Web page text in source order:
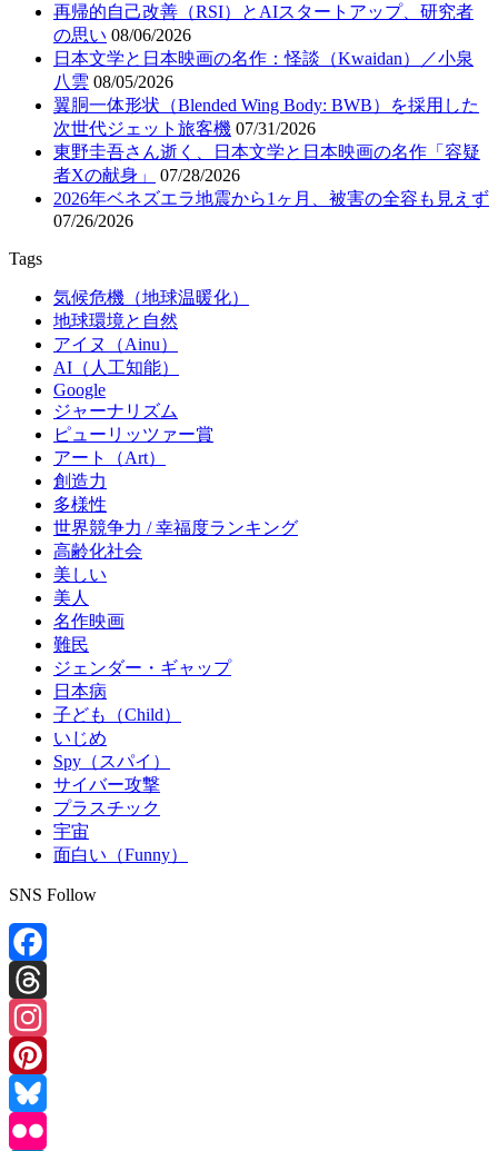
再帰的自己改善（RSI）とAIスタートアップ、研究者
の思い 08/06/2026
日本文学と日本映画の名作：怪談（Kwaidan）／小泉
八雲 08/05/2026
翼胴一体形状（Blended Wing Body: BWB）を採用した
次世代ジェット旅客機 07/31/2026
東野圭吾さん逝く、日本文学と日本映画の名作「容疑
者Xの献身」
07/28/2026
2026年ベネズエラ地震から1ヶ月、被害の全容も見えず
07/26/2026
Tags
気候危機（地球温暖化）
地球環境と自然
アイヌ（Ainu）
AI（人工知能）
Google
ジャーナリズム
ピューリッツァー賞
アート（Art）
創造力
多様性
世界競争力 / 幸福度ランキング
高齢化社会
美しい
美人
名作映画
難民
ジェンダー・ギャップ
日本病
子ども（Child）
いじめ
Spy（スパイ）
サイバー攻撃
プラスチック
宇宙
面白い（Funny）
SNS Follow
Facebook
Threads
Instagram
Pinterest
Bluesky